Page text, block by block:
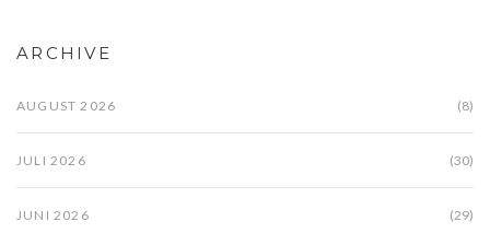
ARCHIVE
AUGUST 2026 (8)
JULI 2026 (30)
JUNI 2026 (29)